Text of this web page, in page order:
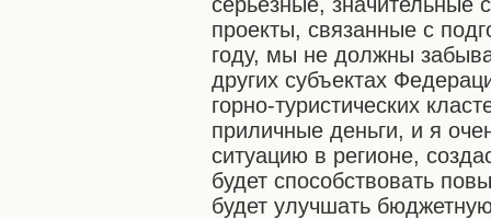
проекты, связанные с
году, мы не должны
других субъектах
горно-туристических
приличные деньги, и я
ситуацию в регионе,
будет способствовать
будет улучшать